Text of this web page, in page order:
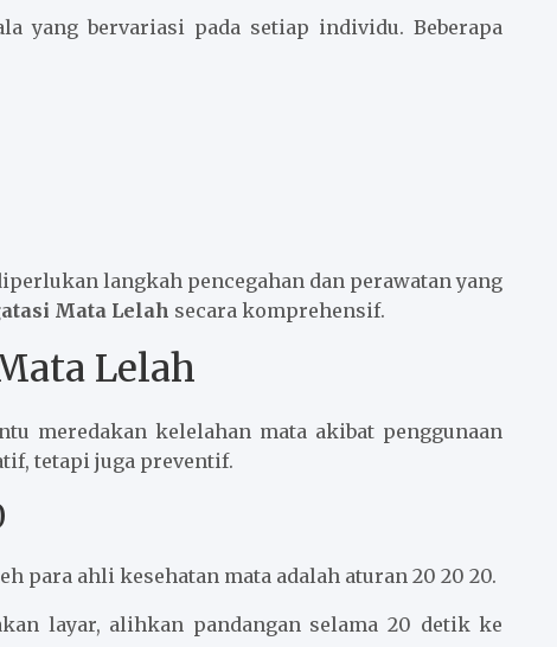
yang bervariasi pada setiap individu. Beberapa
langkah pencegahan dan perawatan yang
Mata Lelah secara komprehensif.
Lelah
meredakan kelelahan mata akibat penggunaan
tetapi juga preventif.
para ahli kesehatan mata adalah aturan 20 20 20.
layar, alihkan pandangan selama 20 detik ke